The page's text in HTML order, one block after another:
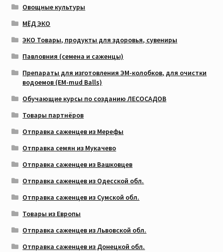
Овощные культуры
МЁД ЭКО
ЭКО Товары, продукты для здоровья, сувениры
Павловния (семена и саженцы)
Препараты для изготовления ЭМ-колобков, для очистки
водоемов (EM-mud Balls)
Обучающие курсы по созданию ЛЕСОСАДОВ
Товары партнёров
Отправка саженцев из Мерефы
Отправка семян из Мукачево
Отправка саженцев из Вашковцев
Отправка саженцев из Одесской обл.
Отправка саженцев из Сумской обл.
Товары из Европы
Отправка саженцев из Львовской обл.
Отправка саженцев из Донецкой обл.